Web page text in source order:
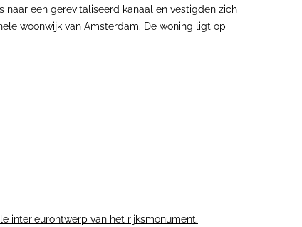
een gerevitaliseerd kanaal en vestigden zich
woonwijk van Amsterdam. De woning ligt op
interieurontwerp van het rijksmonument.